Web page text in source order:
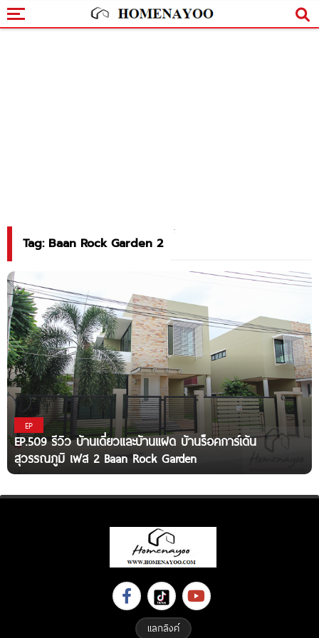
Tag: Baan Rock Garden 2
EP
EP.509 รีวิว บ้านเดี่ยวและบ้านแฝด บ้านร็อคการ์เด้น
สุวรรณภูมิ เฟส 2 Baan Rock Garden
แลกลิงค์